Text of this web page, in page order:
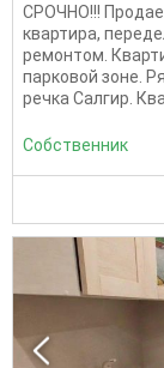
СРОЧНО!!!
квартира,
ремонтом.
парковой зоне.
речка Салгир.
Собственник